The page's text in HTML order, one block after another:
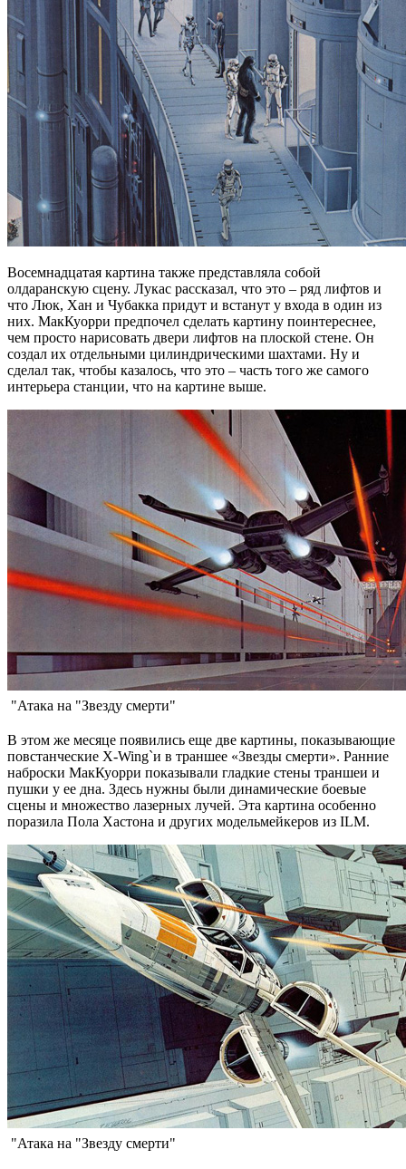
Восемнадцатая картина также представляла собой
олдаранскую сцену. Лукас рассказал, что это – ряд лифтов и
что Люк, Хан и Чубакка придут и встанут у входа в один из
них. МакКуорри предпочел сделать картину поинтереснее,
чем просто нарисовать двери лифтов на плоской стене. Он
создал их отдельными цилиндрическими шахтами. Ну и
сделал так, чтобы казалось, что это – часть того же самого
интерьера станции, что на картине выше.
"Атака на "Звезду смерти"
В этом же месяце появились еще две картины, показывающие
повстанческие X-Wing`и в траншее «Звезды смерти». Ранние
наброски МакКуорри показывали гладкие стены траншеи и
пушки у ее дна. Здесь нужны были динамические боевые
сцены и множество лазерных лучей. Эта картина особенно
поразила Пола Хастона и других модельмейкеров из ILM.
"Атака на "Звезду смерти"